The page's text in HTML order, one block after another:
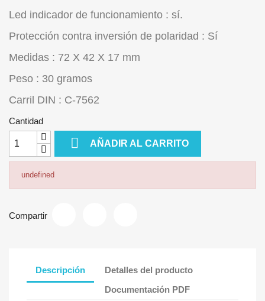
Led indicador de funcionamiento : sí.
Protección contra inversión de polaridad : Sí
Medidas : 72 X 42 X 17 mm
Peso : 30 gramos
Carril DIN : C-7562
Cantidad
 AÑADIR AL CARRITO
undefined
Compartir
Descripción
Detalles del producto
Documentación PDF